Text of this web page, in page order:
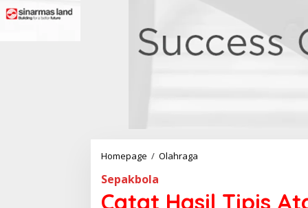
Homepage / Olahraga
t
Sepakbola
Catat Hasil Tipis